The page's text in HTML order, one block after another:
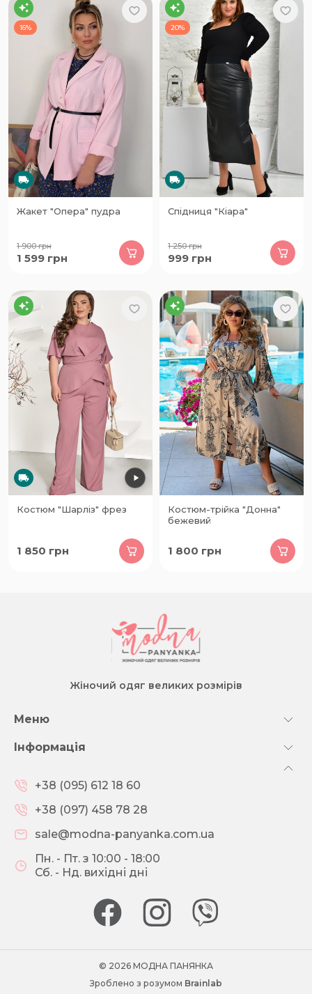
16%
Жакет "Опера" пудра
1 900грн
1 599 грн
20%
Спідниця "Кіара"
1 250грн
999 грн
Костюм "Шарліз" фрез
1 850 грн
Костюм-трійка "Донна"
бежевий
1 800 грн
Жіночий одяг великих розмірів
Меню
Інформація
+38 (095) 612 18 60
+38 (097) 458 78 28
sale@modna-panyanka.com.ua
Пн. - Пт. з 10:00 - 18:00
Сб. - Нд. вихідні дні
© 2026 МОДНА ПАНЯНКА
Зроблено з розумом Brainlab